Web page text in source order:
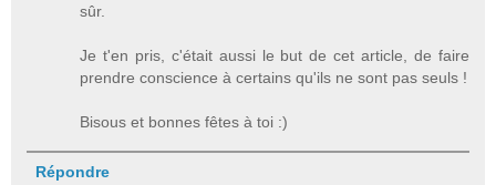
sûr.
Je t'en pris, c'était aussi le but de cet article, de faire
prendre conscience à certains qu'ils ne sont pas seuls !
Bisous et bonnes fêtes à toi :)
Répondre